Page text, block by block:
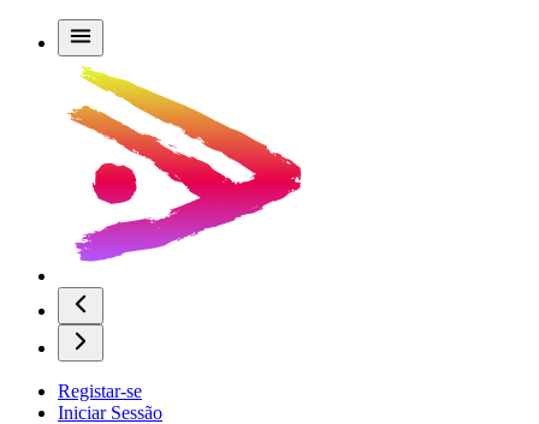
Registar-se
Iniciar Sessão